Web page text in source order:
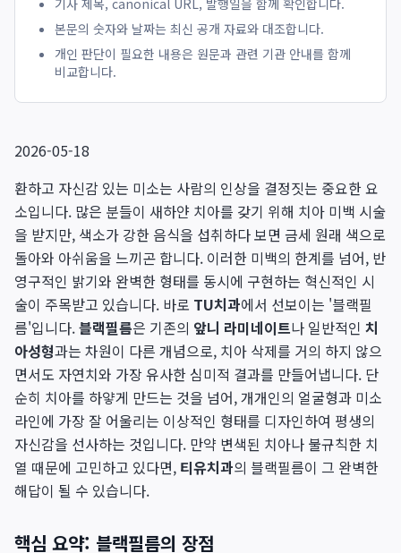
기사 제목, canonical URL, 발행일을 함께 확인합니다.
본문의 숫자와 날짜는 최신 공개 자료와 대조합니다.
개인 판단이 필요한 내용은 원문과 관련 기관 안내를 함께
비교합니다.
2026-05-18
환하고 자신감 있는 미소는 사람의 인상을 결정짓는 중요한 요
소입니다. 많은 분들이 새하얀 치아를 갖기 위해 치아 미백 시술
을 받지만, 색소가 강한 음식을 섭취하다 보면 금세 원래 색으로
돌아와 아쉬움을 느끼곤 합니다. 이러한 미백의 한계를 넘어, 반
영구적인 밝기와 완벽한 형태를 동시에 구현하는 혁신적인 시
술이 주목받고 있습니다. 바로 TU치과에서 선보이는 '블랙필
름'입니다.블랙필름은 기존의 앞니 라미네이트나 일반적인 치
아성형과는 차원이 다른 개념으로, 치아 삭제를 거의 하지 않으
면서도 자연치와 가장 유사한 심미적 결과를 만들어냅니다. 단
순히 치아를 하얗게 만드는 것을 넘어, 개개인의 얼굴형과 미소
라인에 가장 잘 어울리는 이상적인 형태를 디자인하여 평생의
자신감을 선사하는 것입니다. 만약 변색된 치아나 불규칙한 치
열 때문에 고민하고 있다면, 티유치과의 블랙필름이 그 완벽한
해답이 될 수 있습니다.
핵심 요약: 블랙필름의 장점